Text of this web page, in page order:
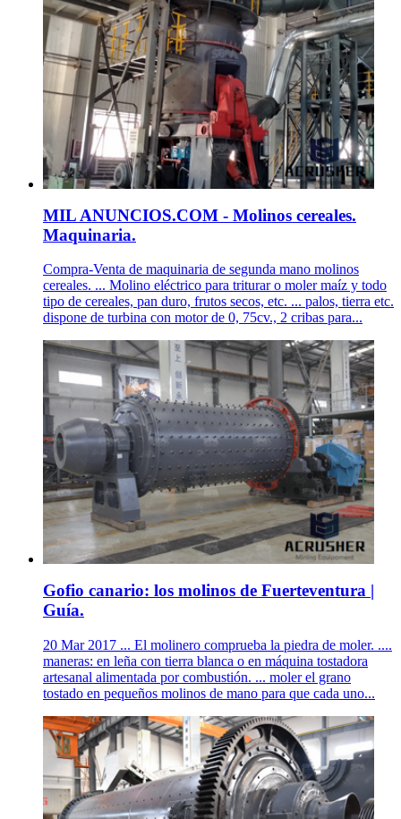
MIL ANUNCIOS.COM - Molinos cereales.
Maquinaria.
Compra-Venta de maquinaria de segunda mano molinos
cereales. ... Molino eléctrico para triturar o moler maíz y todo
tipo de cereales, pan duro, frutos secos, etc. ... palos, tierra etc.
dispone de turbina con motor de 0, 75cv., 2 cribas para...
Gofio canario: los molinos de Fuerteventura |
Guía.
20 Mar 2017 ... El molinero comprueba la piedra de moler. ....
maneras: en leña con tierra blanca o en máquina tostadora
artesanal alimentada por combustión. ... moler el grano
tostado en pequeños molinos de mano para que cada uno...